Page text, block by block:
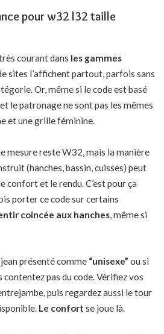
pour w32 l32 taille
courant dans les gammes
sites l’affichent partout, parfois sans
Or, même si le code est basé
le patronage ne sont pas les mêmes
et une grille féminine.
mesure reste W32, mais la manière
(hanches, bassin, cuisses) peut
confort et le rendu. C’est pour ça
porter ce code sur certains
coincée aux hanches , même si
présenté comme “unisexe” ou si
contentez pas du code. Vérifiez vos
puis regardez aussi le tour
Le confort se joue là.